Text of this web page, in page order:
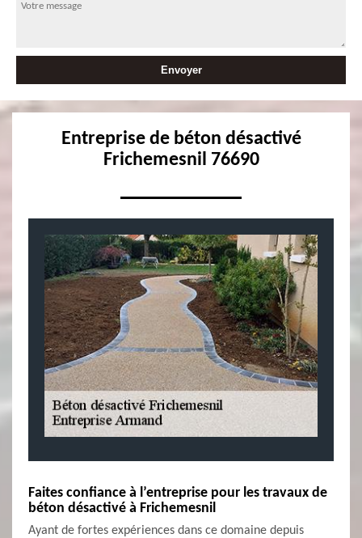
Entreprise de béton désactivé
Frichemesnil 76690
Faites confiance à l’entreprise pour les travaux de
béton désactivé à Frichemesnil
Ayant de fortes expériences dans ce domaine depuis